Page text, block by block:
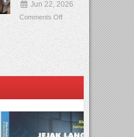
Jun 22, 2026
Comments Off